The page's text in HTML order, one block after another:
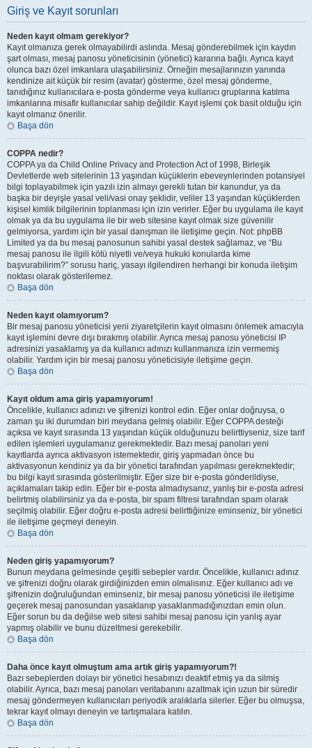
Giriş ve Kayıt sorunları
Neden kayıt olmam gerekiyor?
Kayıt olmanıza gerek olmayabilirdi aslında. Mesaj gönderebilmek için kaydın
şart olması, mesaj panosu yöneticisinin (yönetici) kararına bağlı. Ayrıca kayıt
olunca bazı özel imkanlara ulaşabilirsiniz. Örneğin mesajlarınızın yanında
kendinize ait küçük bir resim (avatar) gösterme, özel mesaj gönderme,
tanıdığınız kullanıcılara e-posta gönderme veya kullanıcı gruplarına katılma
imkanlarına misafir kullanıcılar sahip değildir. Kayıt işlemi çok basit olduğu için
kayıt olmanız önerilir.
Başa dön
COPPA nedir?
COPPA ya da Child Online Privacy and Protection Act of 1998, Birleşik
Devletlerde web sitelerinin 13 yaşından küçüklerin ebeveynlerinden potansiyel
bilgi toplayabilmek için yazılı izin almayı gerekli tutan bir kanundur, ya da
başka bir deyişle yasal veli/vasi onay şeklidir, veliler 13 yaşından küçüklerden
kişisel kimlik bilgilerinin toplanması için izin verirler. Eğer bu uygulama ile kayıt
olmak ya da bu uygulama ile bir web sitesine kayıt olmak size güvenilir
gelmiyorsa, yardım için bir yasal danışman ile iletişime geçin. Not: phpBB
Limited ya da bu mesaj panosunun sahibi yasal destek sağlamaz, ve “Bu
mesaj panosu ile ilgili kötü niyetli ve/veya hukuki konularda kime
başvurabilirim?” sorusu hariç, yasayı ilgilendiren herhangi bir konuda iletişim
noktası olarak gösterilemez.
Başa dön
Neden kayıt olamıyorum?
Bir mesaj panosu yöneticisi yeni ziyaretçilerin kayıt olmasını önlemek amacıyla
kayıt işlemini devre dışı bırakmış olabilir. Ayrıca mesaj panosu yöneticisi IP
adresinizi yasaklamış ya da kullanıcı adınızı kullanmanıza izin vermemiş
olabilir. Yardım için bir mesaj panosu yöneticisiyle iletişime geçin.
Başa dön
Kayıt oldum ama giriş yapamıyorum!
Öncelikle, kullanıcı adınızı ve şifrenizi kontrol edin. Eğer onlar doğruysa, o
zaman şu iki durumdan biri meydana gelmiş olabilir. Eğer COPPA desteği
açıksa ve kayıt sırasında 13 yaşından küçük olduğunuzu belirttiyseniz, size tarif
edilen işlemleri uygulamanız gerekmektedir. Bazı mesaj panoları yeni
kayıtlarda ayrıca aktivasyon istemektedir, giriş yapmadan önce bu
aktivasyonun kendiniz ya da bir yönetici tarafından yapılması gerekmektedir;
bu bilgi kayıt sırasında gösterilmiştir. Eğer size bir e-posta gönderildiyse,
açıklamaları takip edin. Eğer bir e-posta almadıysanız, yanlış bir e-posta adresi
belirtmiş olabilirsiniz ya da e-posta, bir spam filtresi tarafından spam olarak
seçilmiş olabilir. Eğer doğru e-posta adresi belirttiğinize eminseniz, bir yönetici
ile iletişime geçmeyi deneyin.
Başa dön
Neden giriş yapamıyorum?
Bunun meydana gelmesinde çeşitli sebepler vardır. Öncelikle, kullanıcı adınız
ve şifrenizi doğru olarak girdiğinizden emin olmalısınız. Eğer kullanıcı adı ve
şifrenizin doğruluğundan eminseniz, bir mesaj panosu yöneticisi ile iletişime
geçerek mesaj panosundan yasaklanıp yasaklanmadığınızdan emin olun.
Eğer sorun bu da değilse web sitesi sahibi mesaj panosu için yanlış ayar
yapmış olabilir ve bunu düzeltmesi gerekebilir.
Başa dön
Daha önce kayıt olmuştum ama artık giriş yapamıyorum?!
Bazı sebeplerden dolayı bir yönetici hesabınızı deaktif etmiş ya da silmiş
olabilir. Ayrıca, bazı mesaj panoları veritabanını azaltmak için uzun bir süredir
mesaj göndermeyen kullanıcıları periyodik aralıklarla silerler. Eğer bu olmuşsa,
tekrar kayıt olmayı deneyin ve tartışmalara katılın.
Başa dön